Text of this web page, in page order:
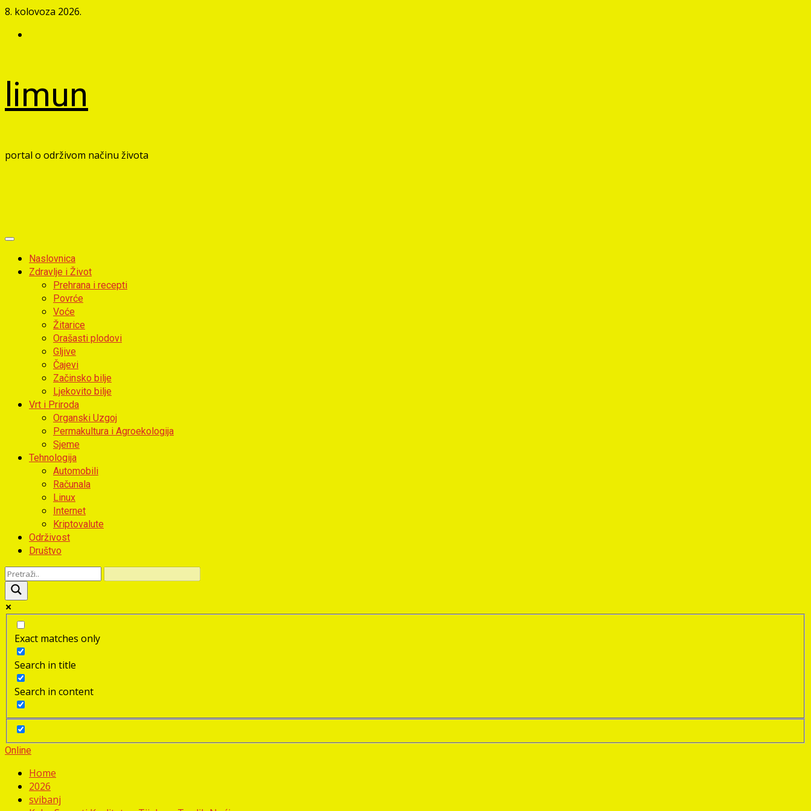
Skip
content
8. kolovoza 2026.
limun
portal o održivom načinu života
Primary
MenuNaslovnica
Zdravlje i Život
Prehrana i recepti
Povrće
Voće
Žitarice
Orašasti plodovi
Gljive
Čajevi
Začinsko bilje
Ljekovito bilje
Vrt i Priroda
Organski Uzgoj
Permakultura i Agroekologija
Sjeme
Tehnologija
Automobili
Računala
Linux
Internet
Kriptovalute
Održivost
Društvo
Exact matches only
Search in title
Search in content
Online
Home
2026
svibanj